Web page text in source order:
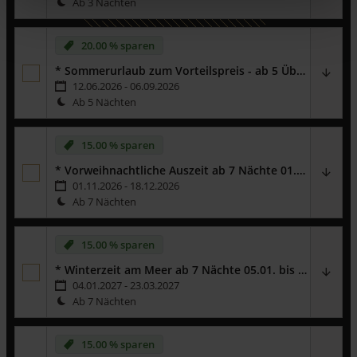
20.00 % sparen
* Sommerurlaub zum Vorteilspreis - ab 5 Übernachtungen
12.06.2026 - 06.09.2026
Ab 5 Nächten
15.00 % sparen
* Vorweihnachtliche Auszeit ab 7 Nächte 01.11. bis 18.12.2026
01.11.2026 - 18.12.2026
Ab 7 Nächten
Genießen Sie eine Auszeit auf der Insel Usedom -ab 7 bis 31
Übernachtungenerhalten sie
Wichtiger Hinweis:Dieses Angebot gilt ausschließlich für
Neubuchungen und ist exklusive Zusatzleistungen. Es ist nicht
gültig für bereits bestehende Buchungen - auf diesen Rabatt
können keine weiteren Vergünstigungen angerechnet werden.
15.00 % sparen
* Winterzeit am Meer ab 7 Nächte 05.01. bis 23.03.2027
04.01.2027 - 23.03.2027
Ab 7 Nächten
Genießen Sie eine Auszeit auf der Insel Usedom -ab 7 bis 31
Übernachtungenerhalten sie
15.00 % sparen